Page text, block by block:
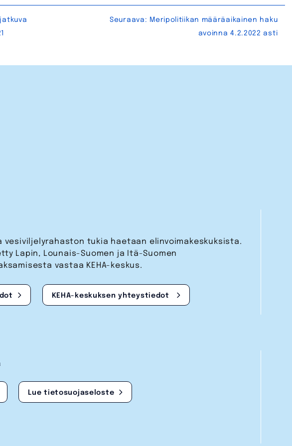
Seuraava: Meripolitiikan määräaikainen haku
avoinna 4.2.2022 asti
vesi­viljelyrahaston tukia haetaan elinvoimakeskuksista.
Lapin, Lounais-Suomen ja Itä-Suomen
vastaa KEHA-keskus.
KEHA-keskuksen yhteystiedot
Lue tietosuojaseloste